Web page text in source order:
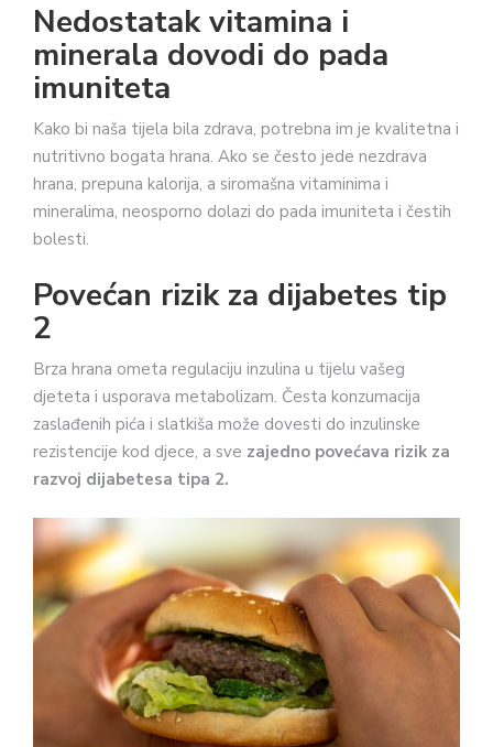
Nedostatak vitamina i
minerala dovodi do pada
imuniteta
Kako bi naša tijela bila zdrava, potrebna im je kvalitetna i
nutritivno bogata hrana. Ako se često jede nezdrava
hrana, prepuna kalorija, a siromašna vitaminima i
mineralima, neosporno dolazi do pada imuniteta i čestih
bolesti.
Povećan rizik za dijabetes tip
2
Brza hrana ometa regulaciju inzulina u tijelu vašeg
djeteta i usporava metabolizam. Česta konzumacija
zaslađenih pića i slatkiša može dovesti do inzulinske
rezistencije kod djece, a sve zajedno povećava rizik za
razvoj dijabetesa tipa 2.